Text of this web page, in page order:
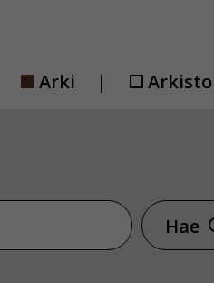
Arki Arkisto
Hae